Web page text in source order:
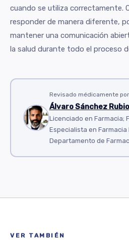
cuando se utiliza correctamente.
responder de manera diferente,
mantener una comunicación
la salud durante todo el proceso
Revisado médicamente por
Álvaro Sánchez Rubio
Licenciado en Farmacia;
Especialista en
Departamento de
VER TAMBIÉN